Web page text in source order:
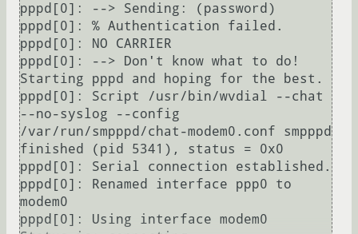
pppd[0]: --> Sending: (password)
pppd[0]: % Authentication failed.
pppd[0]: NO CARRIER
pppd[0]: --> Don't know what to do!
Starting pppd and hoping for the best.
pppd[0]: Script /usr/bin/wvdial --chat
--no-syslog --config
/var/run/smpppd/chat-modem0.conf smpppd
finished (pid 5341), status = 0x0
pppd[0]: Serial connection established.
pppd[0]: Renamed interface ppp0 to
modem0
pppd[0]: Using interface modem0